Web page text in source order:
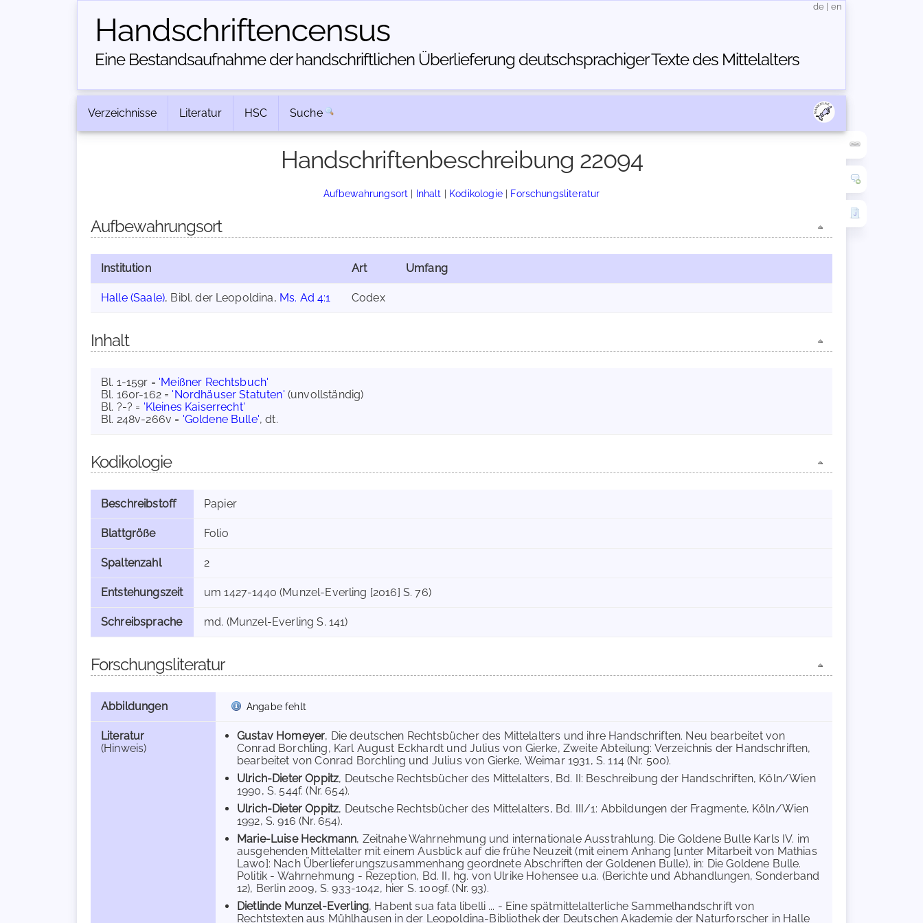
Handschriften­census
Eine Bestandsaufnahme der handschriftlichen Über­lieferung deutschsprachiger Texte des Mittelalters
de en
Verzeichnisse Literatur HSC Suche
Handschriftenbeschreibung 22094
Aufbewahrungsort | Inhalt | Kodikologie| Forschungsliteratur
Aufbewahrungsort
Institution Art Umfang
Halle (Saale), Bibl. der Leopoldina, Ms. Ad 4:1 Codex
Inhalt
Bl. 1-159r = 'Meißner Rechtsbuch'
Bl. 160r-162 = 'Nordhäuser Statuten' (unvollständig)
Bl. ?-? = 'Kleines Kaiserrecht'
Bl. 248v-266v = 'Goldene Bulle', dt.
Kodikologie
Beschreibstoff Papier
Blattgröße Folio
Spaltenzahl 2
Entstehungszeit um 1427-1440 (Munzel-Everling [2016] S. 76)
Schreibsprache md. (Munzel-Everling S. 141)
Forschungsliteratur
Abbildungen Angabe fehlt
Literatur
(Hinweis)
Gustav Homeyer, Die deutschen Rechtsbücher des Mittelalters und ihre Handschriften. Neu bearbeitet von
Conrad Borchling, Karl August Eckhardt und Julius von Gierke, Zweite Abteilung: Verzeichnis der Handschriften,
bearbeitet von Conrad Borchling und Julius von Gierke, Weimar 1931, S. 114 (Nr. 500).
Ulrich-Dieter Oppitz, Deutsche Rechtsbücher des Mittelalters, Bd. II: Beschreibung der Handschriften, Köln/Wien
1990, S. 544f. (Nr. 654).
Ulrich-Dieter Oppitz, Deutsche Rechtsbücher des Mittelalters, Bd. III/1: Abbildungen der Fragmente, Köln/Wien
1992, S. 916 (Nr. 654).
Marie-Luise Heckmann, Zeitnahe Wahrnehmung und internationale Ausstrahlung. Die Goldene Bulle Karls IV. im
ausgehenden Mittelalter mit einem Ausblick auf die frühe Neuzeit (mit einem Anhang [unter Mitarbeit von Mathias
Lawo]: Nach Überlieferungszusammenhang geordnete Abschriften der Goldenen Bulle), in: Die Goldene Bulle.
Politik - Wahrnehmung - Rezeption, Bd. II, hg. von Ulrike Hohensee u.a. (Berichte und Abhandlungen, Sonderband
12), Berlin 2009, S. 933-1042, hier S. 1009f. (Nr. 93).
Dietlinde Munzel-Everling, Habent sua fata libelli ... - Eine spätmittelalterliche Sammelhandschrift von
Rechtstexten aus Mühlhausen in der Leopoldina-Bibliothek der Deutschen Akademie der Naturforscher in Halle